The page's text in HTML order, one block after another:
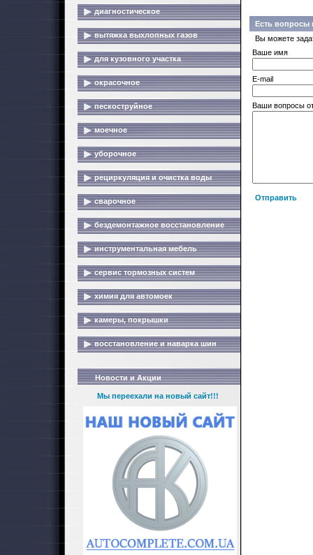
диагностическое
вытяжка выхлопных газов
для кузовного участка
окрасочное
пескоструйное
моечное
уборочное
рециркуляция и очистка воды
сварочное
бездемонтажное восстановление
инструментальная мебель
сервис тормозных систем
химия для автомоек
камеры, покрышки
восстановление и наварка шин
Новости и Акции
Мы переехали на новый сайт!!!
Есть вопросы
Вы можете
Ваше имя
E-mail
Ваши вопросы
Отправить